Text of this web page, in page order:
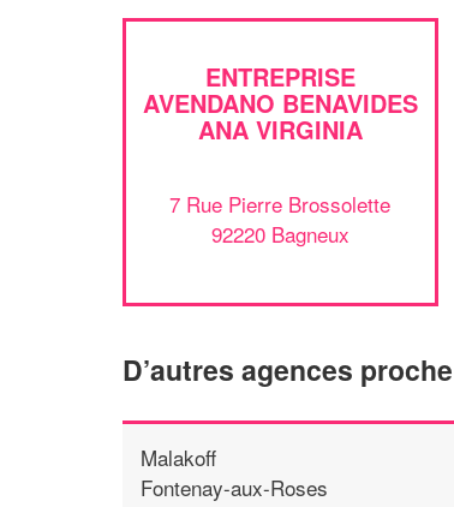
ENTREPRISE
AVENDANO BENAVIDES
ANA VIRGINIA
7 Rue Pierre Brossolette
92220 Bagneux
D’autres agences
Malakoff
Fontenay-aux-Roses